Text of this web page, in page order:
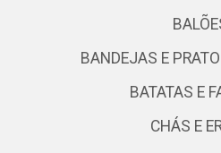
BANDEJAS E
BATATAS E
CHÁS E